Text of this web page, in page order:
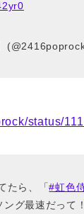
status/
たら、「#虹色
グ最速だって